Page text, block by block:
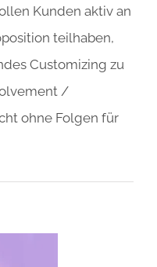
Kunden aktiv an
teilhaben,
Customizing zu
/
ohne Folgen für